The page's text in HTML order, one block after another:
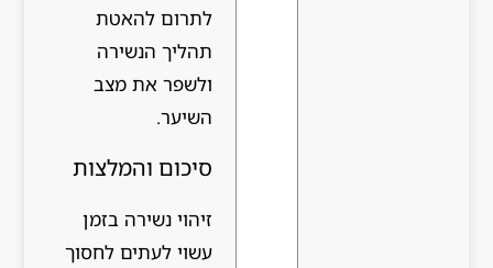
לתרום להאטת
תהליך הנשירה
ולשפר את מצב
השיער.
סיכום והמלצות
זיהוי נשירה בזמן
עשוי לעתים לחסוך